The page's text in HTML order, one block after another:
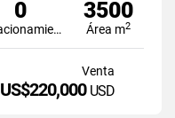
0
Estacionamiento
3500
Área m2
Venta
US$220,000 USD